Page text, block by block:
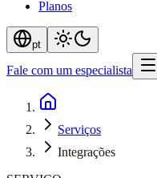
Planos
pt
Fale com um especialista
Serviços
Integrações